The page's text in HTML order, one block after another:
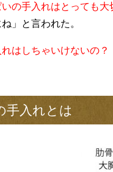
の手入れはとっても大
」と言われた。
はしちゃいけないの？
手入れとは